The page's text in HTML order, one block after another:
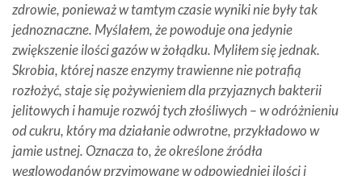
zdrowie, ponieważ w tamtym czasie wyniki nie były tak
jednoznaczne. Myślałem, że powoduje ona jedynie
zwiększenie ilości gazów w żołądku. Myliłem się jednak.
Skrobia, której nasze enzymy trawienne nie potrafią
rozłożyć, staje się pożywieniem dla przyjaznych bakterii
jelitowych i hamuje rozwój tych złośliwych – w odróżnieniu
od cukru, który ma działanie odwrotne, przykładowo w
jamie ustnej. Oznacza to, że określone źródła
węglowodanów przyjmowane w odpowiedniej ilości i